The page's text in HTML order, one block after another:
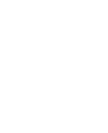
Plug-in Hybride